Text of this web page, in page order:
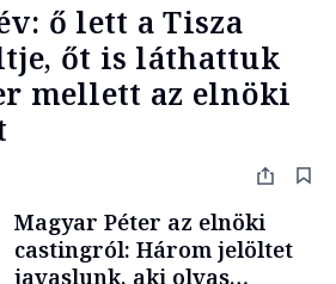
ő lett a Tisza
őt is láthattuk
mellett az elnöki
Magyar Péter az elnöki
castingról: Három jelöltet
javaslunk, aki olvas